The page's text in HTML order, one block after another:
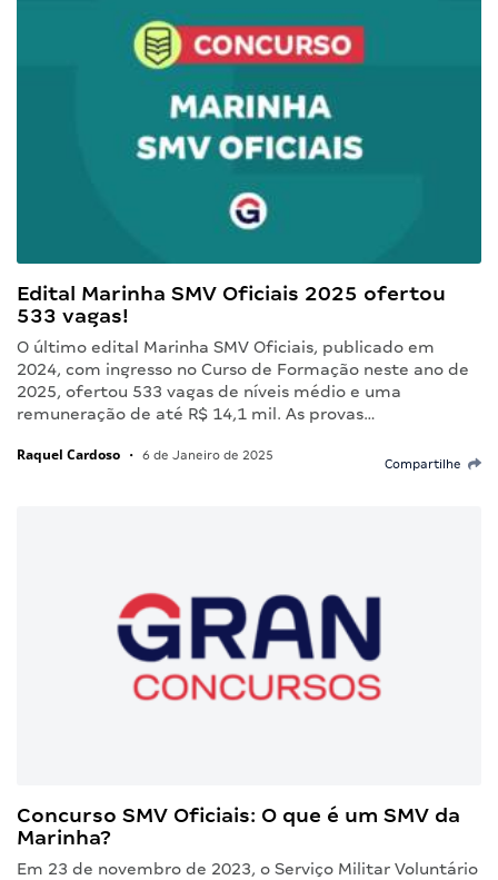
Edital Marinha SMV Oficiais 2025 ofertou
533 vagas!
O último edital Marinha SMV Oficiais, publicado em
2024, com ingresso no Curso de Formação neste ano de
2025, ofertou 533 vagas de níveis médio e uma
remuneração de até R$ 14,1 mil. As provas…
Raquel Cardoso • 6 de Janeiro de 2025
Compartilhe
Concurso SMV Oficiais: O que é um SMV da
Marinha?
Em 23 de novembro de 2023, o Serviço Militar Voluntário